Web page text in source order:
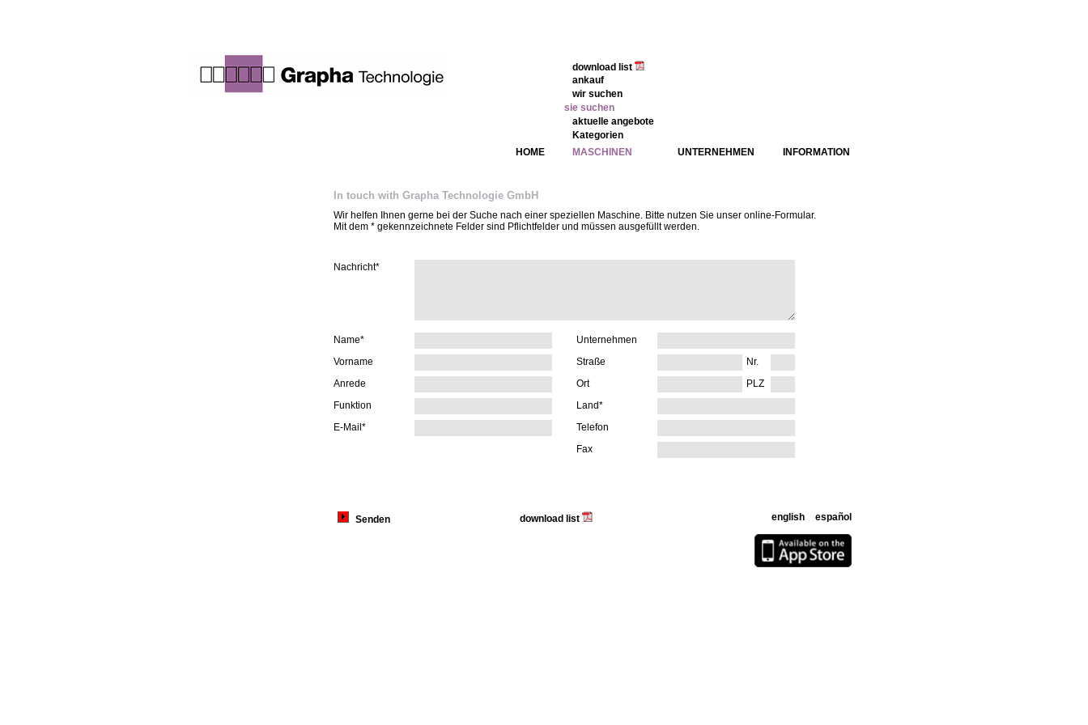
HOME
download list
ankauf
wir suchen
sie suchen
aktuelle angebote
Kategorien
MASCHINEN
UNTERNEHMEN INFORMATION
In touch with Grapha Technologie GmbH
Wir helfen Ihnen gerne bei der Suche nach einer speziellen Maschine. Bitte nutzen Sie unser online-Formular.
Mit dem * gekennzeichnete Felder sind Pflichtfelder und müssen ausgefüllt werden.
Nachricht*
Name*
Vorname
Anrede
Funktion
E-Mail*
Unternehmen
Straße
Nr.
Ort
PLZ
Land*
Telefon
Fax
Senden download list english español